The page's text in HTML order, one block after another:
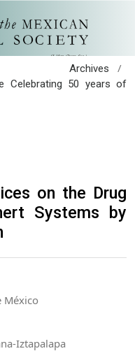
Archives /
Celebrating 50 years of
on the Drug
Systems by
México
Iztapalapa